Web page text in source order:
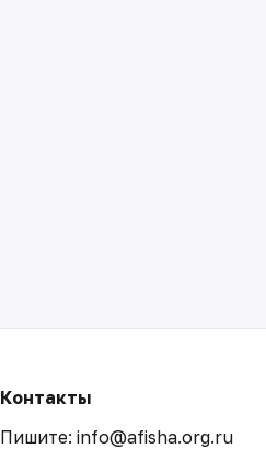
Контакты
Пишите: info@afisha.org.ru